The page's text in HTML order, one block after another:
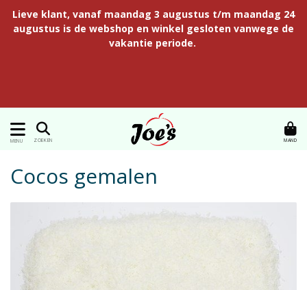
Lieve klant, vanaf maandag 3 augustus t/m maandag 24
augustus is de webshop en winkel gesloten vanwege de
vakantie periode.
MENU ZOEKEN MAND
Cocos gemalen